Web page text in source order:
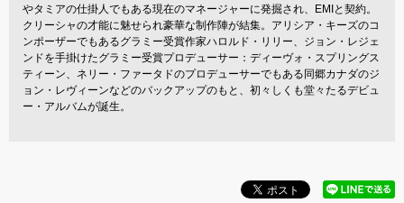
やタミアの仕掛人でもある現在のマネージャーに発掘され、EMIと契約。
クリーシャの才能に魅せられ豪華な制作陣が結集。アリシア・キーズのコ
ンポーザーでもあるグラミー受賞作家ハロルド・リリー、ジョン・レジェ
ンドを手掛けたグラミー受賞プロデューサー：ディーヴォ・スプリングス
ティーン、ネリー・ファータドのプロデューサーでもある同郷カナダのジ
ョン・レヴィーンなどのバックアップのもと、初々しくも堂々たるデビュ
ー・アルバムが誕生。